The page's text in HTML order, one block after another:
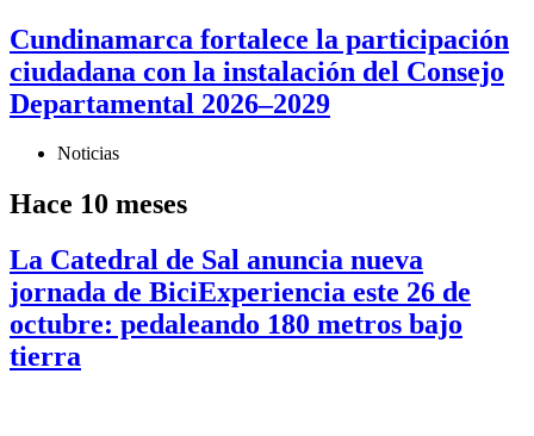
Cundinamarca fortalece la participación
ciudadana con la instalación del Consejo
Departamental 2026–2029
Noticias
Hace 10 meses
La Catedral de Sal anuncia nueva
jornada de BiciExperiencia este 26 de
octubre: pedaleando 180 metros bajo
tierra